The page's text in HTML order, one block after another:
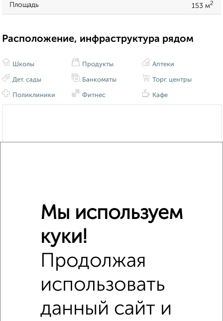
Площадь 153 м2
Расположение, инфраструктура рядом
Школы
Дет. сады
Поликлиники
Продукты
Банкоматы
Фитнес
Аптеки
Торг. центры
Кафе
Похожие предложения рядом
Помещения свободного назначения недалеко от Южная
Мы используем
куки!
Продолжая
использовать
данный сайт и